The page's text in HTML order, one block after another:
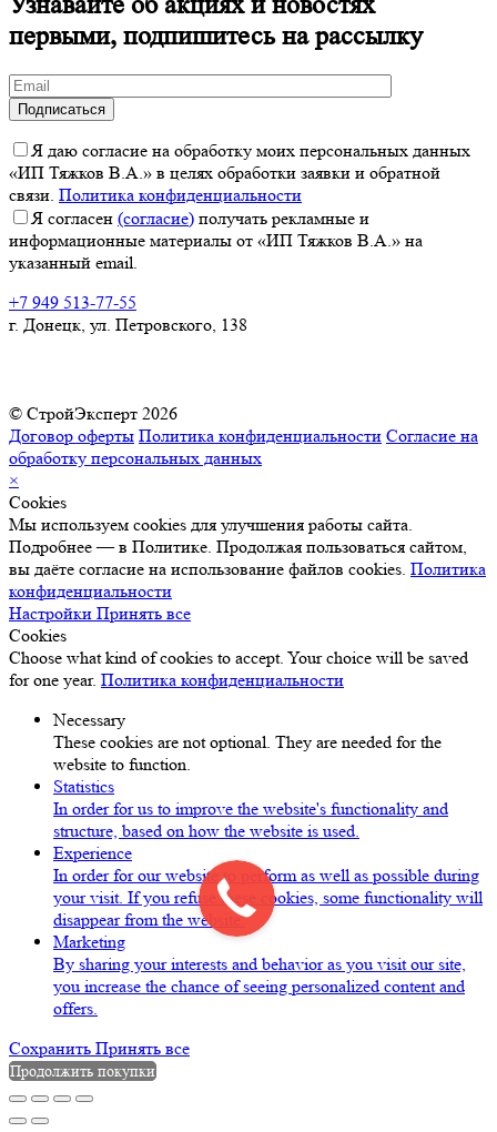
первыми, подпишитесь на рассылку
Я даю согласие на обработку моих персональных данных
«ИП Тяжков В.А.» в целях обработки заявки и обратной
связи. Политика конфиденциальности
Я согласен (согласие) получать рекламные и
информационные материалы от «ИП Тяжков В.А.» на
указанный email.
+7 949 513-77-55
г. Донецк, ул. Петровского, 138
© СтройЭксперт 2026
Договор оферты Политика конфиденциальности Согласие на
обработку персональных данных
×
Cookies
Мы используем cookies для улучшения работы сайта.
Подробнее — в Политике. Продолжая пользоваться сайтом,
вы даёте согласие на использование файлов cookies. Политика
конфиденциальности
Настройки Принять все
Cookies
Choose what kind of cookies to accept. Your choice will be saved
for one year. Политика конфиденциальности
Necessary
These cookies are not optional. They are needed for the
website to function.
Statistics
In order for us to improve the website's functionality and
structure, based on how the website is used.
Experience
In order for our website to perform as well as possible during
your visit. If you refuse these cookies, some functionality will
disappear from the website.
Marketing
By sharing your interests and behavior as you visit our site,
you increase the chance of seeing personalized content and
offers.
Сохранить Принять все
Продолжить покупки